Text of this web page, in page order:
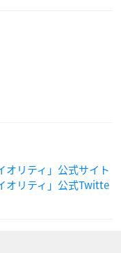
オリティ」公式サイト
オリティ」公式Twitte